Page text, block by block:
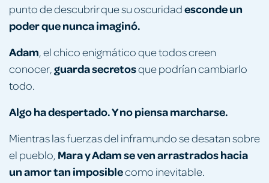
punto de descubrir que su oscuridadesconde un
poder que nunca imaginó.
Adam, el chico enigmático que todos creen
conocer,guarda secretosque podrían cambiarlo
todo.
Algo ha despertado. Y no piensa marcharse.
Mientras las fuerzas del inframundo se desatan sobre
el pueblo, Mara y Adam se ven arrastrados hacia
un amor tan imposiblecomo inevitable.